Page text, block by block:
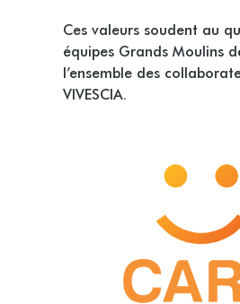
Ces valeurs soudent au
équipes Grands Moulins
l’ensemble des
VIVESCIA.